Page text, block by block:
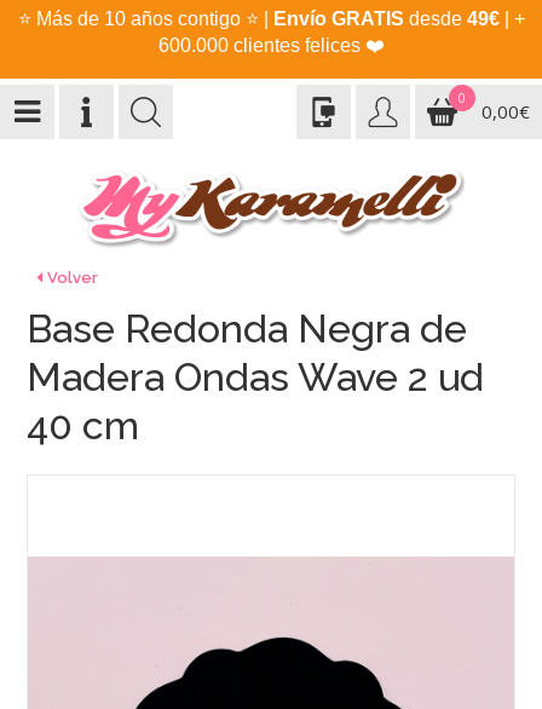
⭐ Más de 10 años contigo ⭐ Envío GRATIS desde 49€| +
600.000 clientes felices ❤️
0
0,00€
Volver
Base Redonda Negra de
Madera Ondas Wave 2 ud
40 cm